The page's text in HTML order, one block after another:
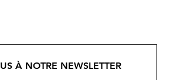
À NOTRE NEWSLETTER